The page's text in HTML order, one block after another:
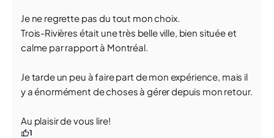
Je ne regrette pas du tout mon choix.
Trois-Rivières était une très belle ville, bien située et
calme par rapport à Montréal.
Je tarde un peu à faire part de mon expérience, mais il
y a énormément de choses à gérer depuis mon retour.
Au plaisir de vous lire!
1